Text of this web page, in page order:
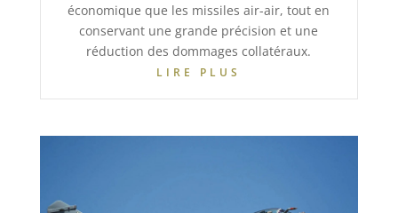
économique que les missiles air-air, tout en
conservant une grande précision et une
réduction des dommages collatéraux.
LIRE PLUS